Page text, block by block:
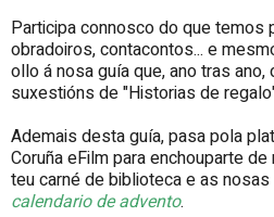
Participa connosco do que temos
obradoiros, contacontos... e
ollo á nosa guía que, ano tras
suxestións de "Historias de
Ademais desta guía, pasa pola
Coruña eFilm para enchouparte
teu carné de biblioteca e as nosas
calendario de advento.